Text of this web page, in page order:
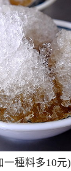
一種料多10元)